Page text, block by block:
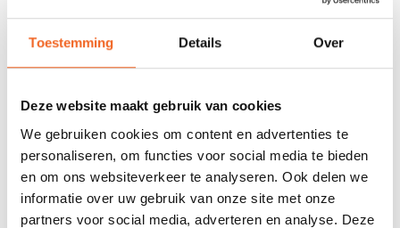
Toestemming Details Over
Deze website maakt gebruik van cookies
We gebruiken cookies om content en advertenties te
personaliseren, om functies voor social media te bieden
en om ons websiteverkeer te analyseren. Ook delen we
informatie over uw gebruik van onze site met onze
partners voor social media, adverteren en analyse. Deze
Afmeting:38 cm x 36 cm x 15 cm
Nog niet gewaardeerd
0 sterren op basis van 0 beoordelingen